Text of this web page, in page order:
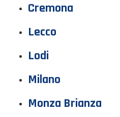
Cremona
Lecco
Lodi
Milano
Monza Brianza